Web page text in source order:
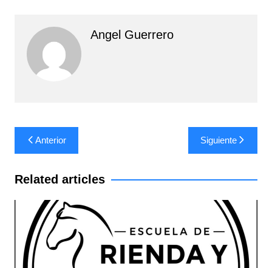
Angel Guerrero
Navegación
de
entradas
Anterior Siguiente
Related articles